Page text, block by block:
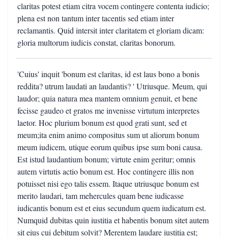
claritas potest etiam citra vocem contingere contenta iudicio;
plena est non tantum inter tacentis sed etiam inter
reclamantis. Quid intersit inter claritatem et gloriam dicam:
gloria multorum iudicis constat, claritas bonorum.
'Cuius' inquit 'bonum est claritas, id est laus bono a bonis
reddita? utrum laudati an laudantis? ' Utriusque. Meum, qui
laudor; quia natura mea mantem omnium genuit, et bene
fecisse gaudeo et gratos me invenisse virtutum interpretes
laetor. Hoc plurium bonum est quod grati sunt, sed et
meum;ita enim animo compositus sum ut aliorum bonum
meum iudicem, utique eorum quibus ipse sum boni causa.
Est istud laudantium bonum; virtute enim geritur; omnis
autem virtutis actio bonum est. Hoc contingere illis non
potuisset nisi ego talis essem. Itaque utriusque bonum est
merito laudari, tam mehercules quam bene iudicasse
iudicantis bonum est et eius secundum quem iudicatum est.
Numquid dubitas quin iustitia et habentis bonum sitet autem
sit eius cui debitum solvit? Merentem laudare iustitia est;